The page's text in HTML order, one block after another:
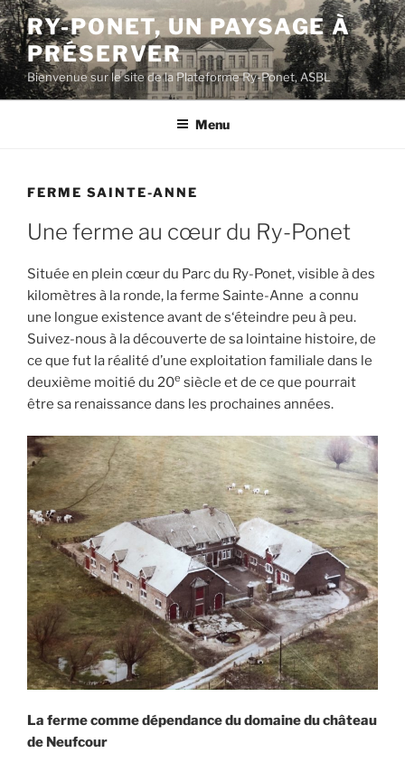
Aller
au
contenu
principal
RY-PONET, UN PAYSAGE À
PRÉSERVER
Bienvenue sur le site de la Plateforme Ry-Ponet, ASBL
Menu
FERME SAINTE-ANNE
Une ferme au cœur du Ry-Ponet
Située en plein cœur du Parc du Ry-Ponet, visible à des
kilomètres à la ronde, la ferme Sainte-Anne a connu
une longue existence avant de s‘éteindre peu à peu.
Suivez-nous à la découverte de sa lointaine histoire, de
ce que fut la réalité d’une exploitation familiale dans le
deuxième moitié du 20e siècle et de ce que pourrait
être sa renaissance dans les prochaines années.
La ferme comme dépendance du domaine du château
de Neufcour